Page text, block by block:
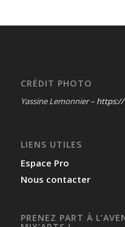
CRÉDIT PHOTO
Yassine Lemonnier – https://
LIENS UTILES
Espace Pro
Nous contacter
PRENEZ PART À